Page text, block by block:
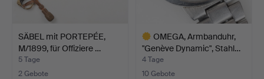
SÄBEL mit PORTEPÉE,
M/1899, für Offiziere …
5 Tage
2 Gebote
OMEGA, Armbanduhr,
"Genève Dynamic", Stahl…
4 Tage
10 Gebote